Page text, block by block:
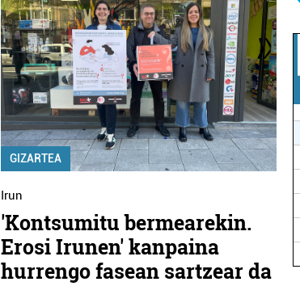
GIZARTEA
Irun
'Kontsumitu bermearekin.
Erosi Irunen' kanpaina
hurrengo fasean sartzear da